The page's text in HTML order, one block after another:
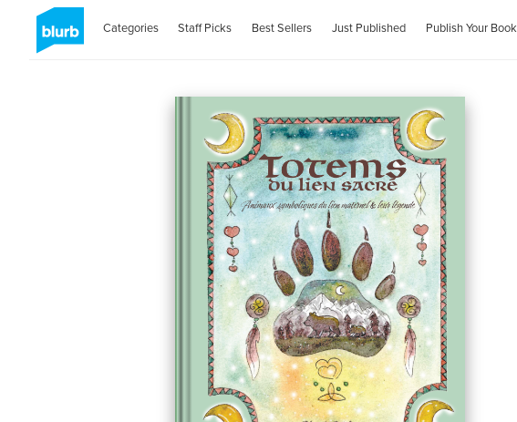
Categories Staff Picks Best Sellers Just Published Publish Your Book